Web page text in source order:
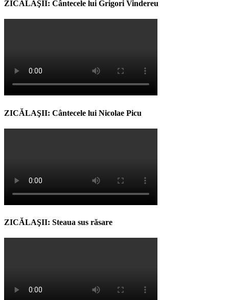
ZICĂLAŞII: Cântecele lui Grigori Vindereu
ZICĂLAŞII: Cântecele lui Nicolae Picu
ZICĂLAŞII: Steaua sus răsare